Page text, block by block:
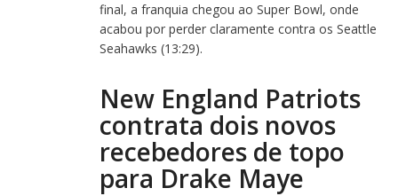
final, a franquia chegou ao Super Bowl, onde
acabou por perder claramente contra os Seattle
Seahawks (13:29).
New England Patriots
contrata dois novos
recebedores de topo
para Drake Maye